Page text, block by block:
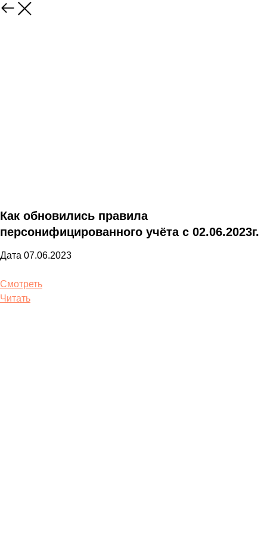
Как обновились правила
персонифицированного учёта с 02.06.2023г.
Дата 07.06.2023
Смотреть
Читать